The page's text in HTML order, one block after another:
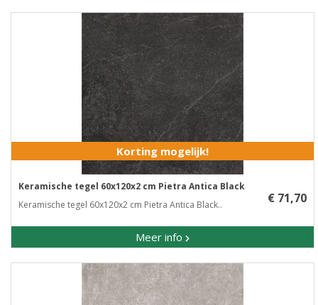
Korting mogelijk!
Keramische tegel 60x120x2 cm Pietra Antica Black
Keramische tegel 60x120x2 cm Pietra Antica Black..
Meer info
€ 71,70